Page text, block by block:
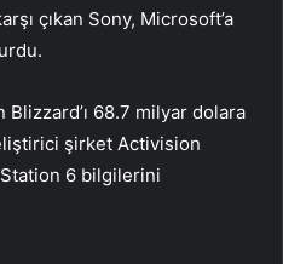
çıkan Sony, Microsoft’a
68.7 milyar dolara
şirket Activision
6 bilgilerini